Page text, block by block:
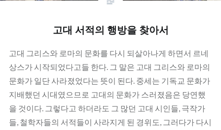
고대 서적의 행방을 찾아서
고대 그리스와 로마의 문화를 다시 되살아나게 하면서 르네
상스가 시작되었다고들 한다. 그 말은 고대 그리스와 로마의
문화가 일단 사라졌었다는 뜻이 된다. 중세는 기독교 문화가
지배했던 시대였으므로 고대의 문화가 스러졌음은 당연했
을 것이다. 그렇다고 하더라도 그 많던 고대 시인들, 극작가
들, 철학자들의 서적들이 사라지게 된 경위도, 그러다가 다시